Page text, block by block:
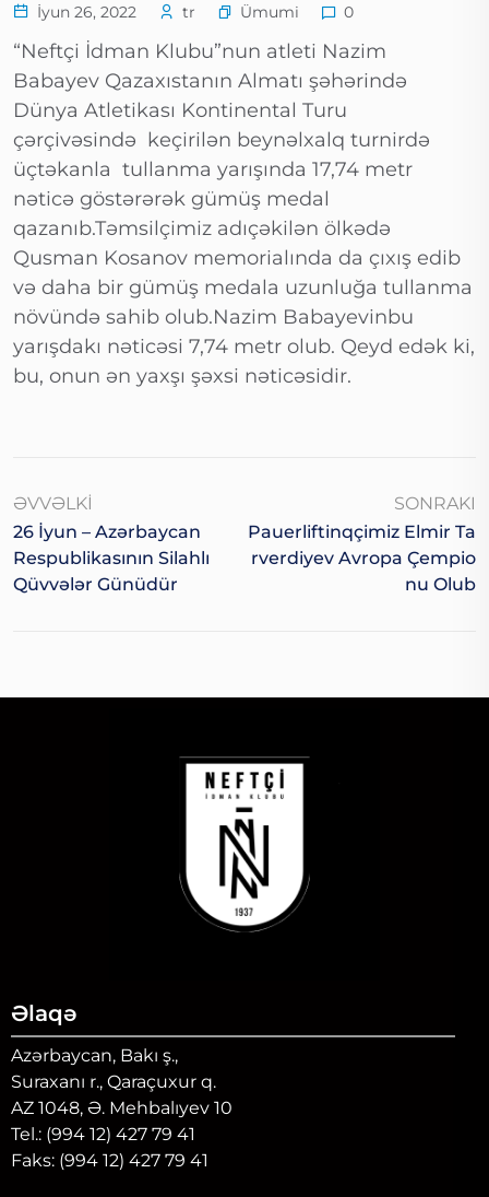
İyun 26, 2022 tr Ümumi 0
“Neftçi İdman Klubu”nun atleti Nazim
Babayev Qazaxıstanın Almatı şəhərində
Dünya Atletikası Kontinental Turu
çərçivəsində keçirilən beynəlxalq turnirdə
üçtəkanla tullanma yarışında 17,74 metr
nəticə göstərərək gümüş medal
qazanıb.Təmsilçimiz adıçəkilən ölkədə
Qusman Kosanov memorialında da çıxış edib
və daha bir gümüş medala uzunluğa tullanma
növündə sahib olub.Nazim Babayevinbu
yarışdakı nəticəsi 7,74 metr olub. Qeyd edək ki,
bu, onun ən yaxşı şəxsi nəticəsidir.
ƏVVƏLKI
26 İyun – Azərbaycan
Respublikasının Silahlı
Qüvvələr Günüdür
SONRAKI
Pauerliftinqçimiz Elmir Ta
Rverdiyev Avropa Çempio
Nu Olub
Əlaqə
Azərbaycan, Bakı ş.,
Suraxanı r., Qaraçuxur q.
AZ 1048, Ə. Mehbalıyev 10
Tel.: (994 12) 427 79 41
Faks: (994 12) 427 79 41